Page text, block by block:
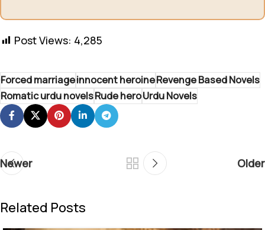
Post Views: 4,285
Forced marriageinnocent heroineRevenge Based Novels
Romatic urdu novelsRude heroUrdu Novels
Newer Older
Related Posts